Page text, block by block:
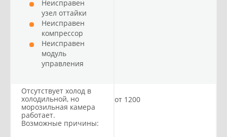
Неисправен
узел оттайки
Неисправен
компрессор
Неисправен
модуль
управления
Отсутствует холод в
холодильной, но
морозильная камера
работает.
Возможные причины:
от 1200